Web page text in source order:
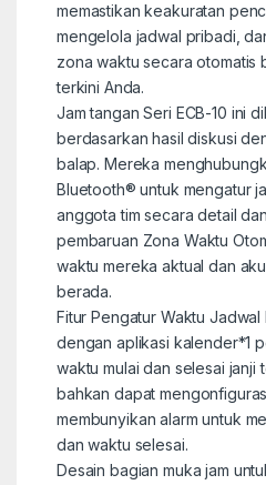
memastikan keakuratan
mengelola jadwal pribadi,
zona waktu secara otomatis
terkini Anda.
Jam tangan Seri ECB-10 ini
berdasarkan hasil diskusi
balap. Mereka
Bluetooth® untuk mengatur
anggota tim secara detail
pembaruan Zona Waktu
waktu mereka aktual dan
berada.
Fitur Pengatur Waktu
dengan aplikasi kalender*1
waktu mulai dan selesai janji
bahkan dapat
membunyikan alarm untuk
dan waktu selesai.
Desain bagian muka jam